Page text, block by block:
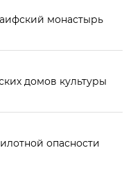
монастырь
домов культуры
опасности